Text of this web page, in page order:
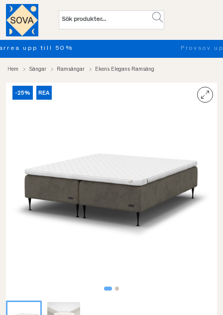
Provsov upp till 100 nätter. Läs mer
Hem Sängar Ramsängar Ekens Elegans Ramsäng
-25% REA